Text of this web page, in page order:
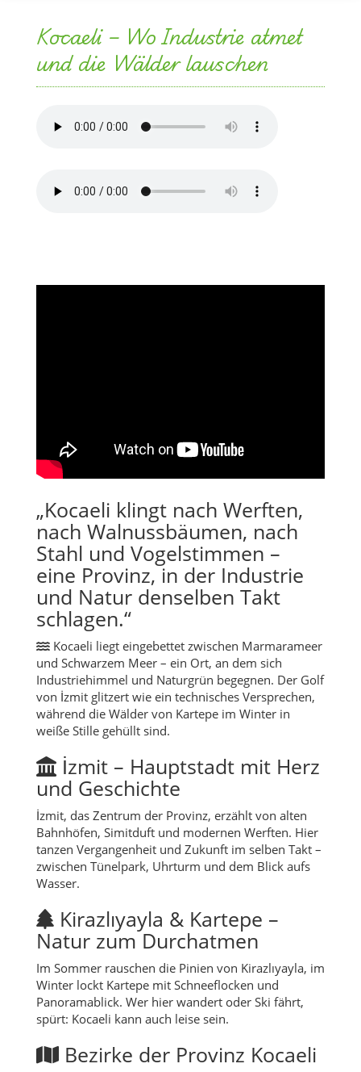
Kocaeli – Wo Industrie atmet
und die Wälder lauschen
„Kocaeli klingt nach Werften,
nach Walnussbäumen, nach
Stahl und Vogelstimmen –
eine Provinz, in der Industrie
und Natur denselben Takt
schlagen.“
Kocaeli liegt eingebettet zwischen Marmarameer
und Schwarzem Meer – ein Ort, an dem sich
Industriehimmel und Naturgrün begegnen. Der Golf
von İzmit glitzert wie ein technisches Versprechen,
während die Wälder von Kartepe im Winter in
weiße Stille gehüllt sind.
İzmit – Hauptstadt mit Herz
und Geschichte
İzmit, das Zentrum der Provinz, erzählt von alten
Bahnhöfen, Simitduft und modernen Werften. Hier
tanzen Vergangenheit und Zukunft im selben Takt –
zwischen Tünelpark, Uhrturm und dem Blick aufs
Wasser.
Kirazlıyayla & Kartepe –
Natur zum Durchatmen
Im Sommer rauschen die Pinien von Kirazlıyayla, im
Winter lockt Kartepe mit Schneeflocken und
Panoramablick. Wer hier wandert oder Ski fährt,
spürt: Kocaeli kann auch leise sein.
Bezirke der Provinz Kocaeli